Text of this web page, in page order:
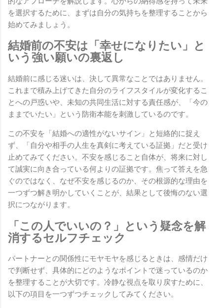
を選択するために、まずは自分の気持ちを整理することから
始めてみましょう。
結婚前の不安は「幸せになりたい」と
いう強い願いの裏返し
結婚前に感じる迷いは、決して異常なことではありません。
これまで積み上げてきた自分のライフスタイルが変化するこ
とへの戸惑いや、未知の共同生活に対する責任感が、「今の
ままでいたい」という防衛本能を刺激しているのです。
この不安を「結婚への適性がないサイン」と短絡的に捉え
ず、「自分や相手の人生を真剣に考えている証拠」だと受け
止めてみてください。不安を感じること自体が、将来に対し
て誠実に向き合っている何よりの証拠です。焦って答えを急
ぐのではなく、なぜ不安を感じるのか、その根源的な理由を
一つずつ解き明かしていくことが、結果として後悔のない選
択につながります。
「この人でいいの？」という疑念を解
消するセルフチェック
パートナーとの関係性にモヤモヤを感じるときは、感情だけ
で判断せず、具体的にどのようなポイントで迷っているのか
を整理することが大切です。冷静な視点を取り戻すために、
以下の項目を一つずつチェックしてみてください。